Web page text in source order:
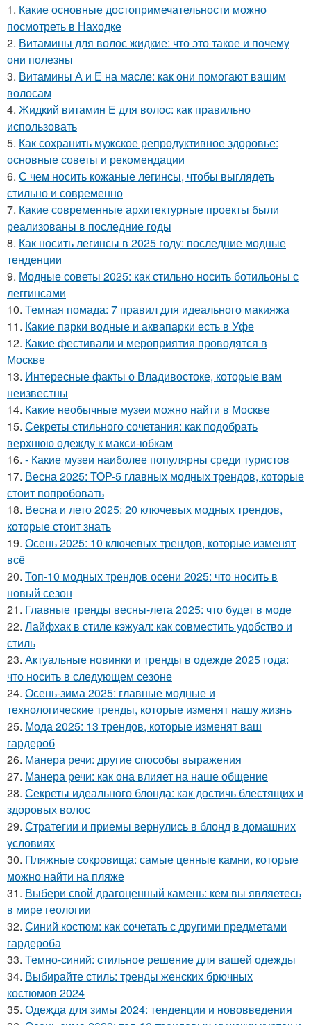
1. Какие основные достопримечательности можно
посмотреть в Находке
2. Витамины для волос жидкие: что это такое и почему
они полезны
3. Витамины А и Е на масле: как они помогают вашим
волосам
4. Жидкий витамин Е для волос: как правильно
использовать
5. Как сохранить мужское репродуктивное здоровье:
основные советы и рекомендации
6. С чем носить кожаные легинсы, чтобы выглядеть
стильно и современно
7. Какие современные архитектурные проекты были
реализованы в последние годы
8. Как носить легинсы в 2025 году: последние модные
тенденции
9. Модные советы 2025: как стильно носить ботильоны с
леггинсами
10. Темная помада: 7 правил для идеального макияжа
11. Какие парки водные и аквапарки есть в Уфе
12. Какие фестивали и мероприятия проводятся в
Москве
13. Интересные факты о Владивостоке, которые вам
неизвестны
14. Какие необычные музеи можно найти в Москве
15. Секреты стильного сочетания: как подобрать
верхнюю одежду к макси-юбкам
16. - Какие музеи наиболее популярны среди туристов
17. Весна 2025: TOP-5 главных модных трендов, которые
стоит попробовать
18. Весна и лето 2025: 20 ключевых модных трендов,
которые стоит знать
19. Осень 2025: 10 ключевых трендов, которые изменят
всё
20. Топ-10 модных трендов осени 2025: что носить в
новый сезон
21. Главные тренды весны-лета 2025: что будет в моде
22. Лайфхак в стиле кэжуал: как совместить удобство и
стиль
23. Актуальные новинки и тренды в одежде 2025 года:
что носить в следующем сезоне
24. Осень-зима 2025: главные модные и
технологические тренды, которые изменят нашу жизнь
25. Мода 2025: 13 трендов, которые изменят ваш
гардероб
26. Манера речи: другие способы выражения
27. Манера речи: как она влияет на наше общение
28. Секреты идеального блонда: как достичь блестящих и
здоровых волос
29. Стратегии и приемы вернулись в блонд в домашних
условиях
30. Пляжные сокровища: самые ценные камни, которые
можно найти на пляже
31. Выбери свой драгоценный камень: кем вы являетесь
в мире геологии
32. Синий костюм: как сочетать с другими предметами
гардероба
33. Темно-синий: стильное решение для вашей одежды
34. Выбирайте стиль: тренды женских брючных
костюмов 2024
35. Одежда для зимы 2024: тенденции и нововведения